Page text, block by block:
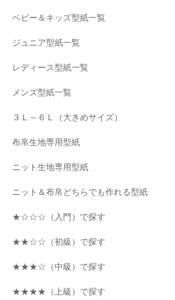
ベビー＆キッズ型紙一覧
ジュニア型紙一覧
レディース型紙一覧
メンズ型紙一覧
３Ｌ～６Ｌ（大きめサイズ）
布帛生地専用型紙
ニット生地専用型紙
ニット＆布帛どちらでも作れる型紙
★☆☆☆（入門）で探す
★★☆☆（初級）で探す
★★★☆（中級）で探す
★★★★（上級）で探す